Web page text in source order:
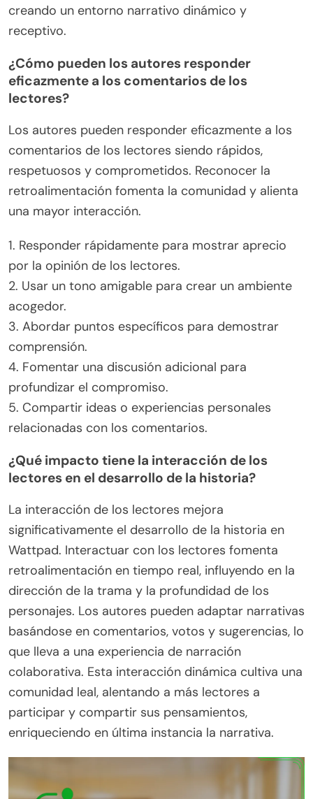
creando un entorno narrativo dinámico y
receptivo.
¿Cómo pueden los autores responder
eficazmente a los comentarios de los
lectores?
Los autores pueden responder eficazmente a los
comentarios de los lectores siendo rápidos,
respetuosos y comprometidos. Reconocer la
retroalimentación fomenta la comunidad y alienta
una mayor interacción.
1. Responder rápidamente para mostrar aprecio
por la opinión de los lectores.
2. Usar un tono amigable para crear un ambiente
acogedor.
3. Abordar puntos específicos para demostrar
comprensión.
4. Fomentar una discusión adicional para
profundizar el compromiso.
5. Compartir ideas o experiencias personales
relacionadas con los comentarios.
¿Qué impacto tiene la interacción de los
lectores en el desarrollo de la historia?
La interacción de los lectores mejora
significativamente el desarrollo de la historia en
Wattpad. Interactuar con los lectores fomenta
retroalimentación en tiempo real, influyendo en la
dirección de la trama y la profundidad de los
personajes. Los autores pueden adaptar narrativas
basándose en comentarios, votos y sugerencias, lo
que lleva a una experiencia de narración
colaborativa. Esta interacción dinámica cultiva una
comunidad leal, alentando a más lectores a
participar y compartir sus pensamientos,
enriqueciendo en última instancia la narrativa.